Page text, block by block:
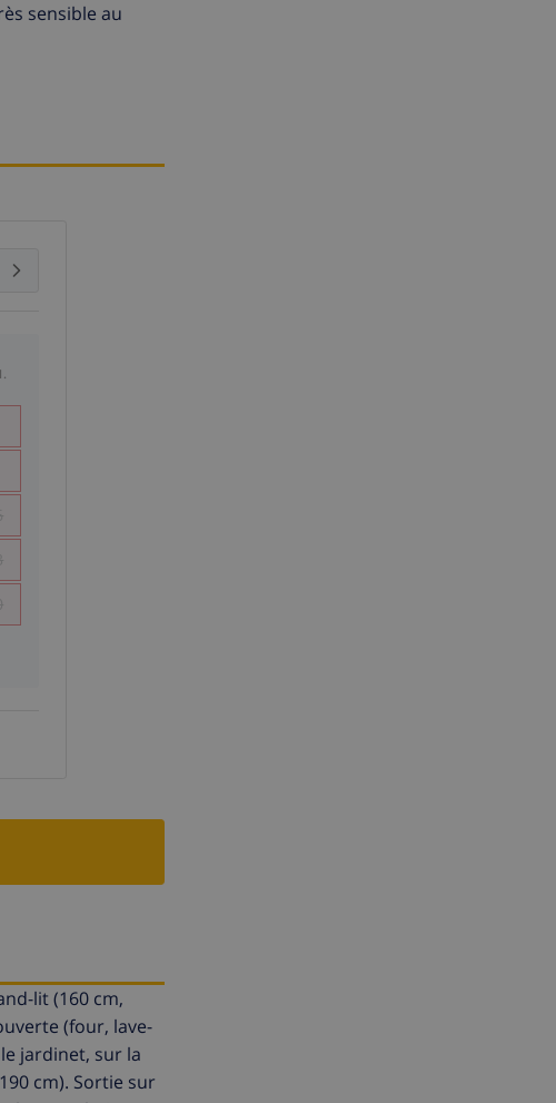
sensible au
lit (160 cm,
(four, lave-
jardinet, sur la
cm). Sortie sur